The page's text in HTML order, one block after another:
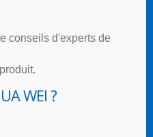
conseils d'experts de
WEI ?